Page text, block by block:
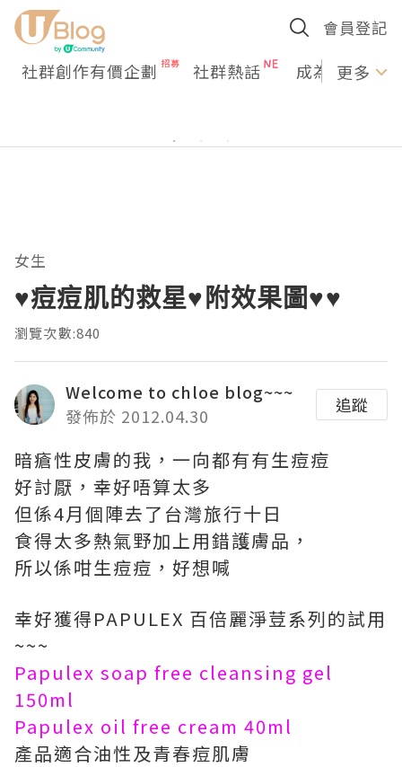
會員登記
社群創作有價企劃 社群熱話 成為U更多
女生
♥痘痘肌的救星♥附效果圖♥♥
瀏覽次數:840
Welcome to chloe blog~~~
發佈於 2012.04.30
追蹤
暗瘡性皮膚的我，一向都有有生痘痘
好討厭，幸好唔算太多
但係4月個陣去了台灣旅行十日
食得太多熱氣野加上用錯護膚品，
所以係咁生痘痘，好想喊
幸好獲得PAPULEX 百倍麗淨荳系列的試用
~~~
Papulex soap free cleansing gel
150ml
Papulex oil free cream 40ml
產品適合油性及青春痘肌膚